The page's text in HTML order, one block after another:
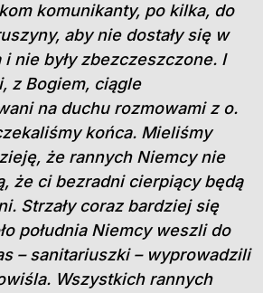
komunikanty, po kilka, do
aby nie dostały się w
nie były zbezczeszczone. I
z Bogiem, ciągle
na duchu rozmowami z o.
końca. Mieliśmy
że rannych Niemcy nie
że ci bezradni cierpiący będą
Strzały coraz bardziej się
południa Niemcy weszli do
– sanitariuszki – wyprowadzili
Wszystkich rannych